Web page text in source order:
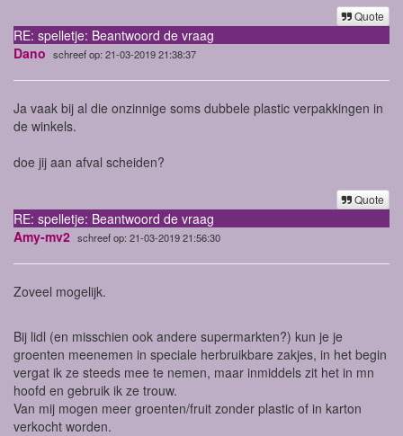
Quote
RE: spelletje: Beantwoord de vraag
Dano schreef op: 21-03-2019 21:38:37
Ja vaak bij al die onzinnige soms dubbele plastic verpakkingen in
de winkels.
doe jij aan afval scheiden?
Quote
RE: spelletje: Beantwoord de vraag
Amy-mv2 schreef op: 21-03-2019 21:56:30
Zoveel mogelijk.
Bij lidl (en misschien ook andere supermarkten?) kun je je
groenten meenemen in speciale herbruikbare zakjes, in het begin
vergat ik ze steeds mee te nemen, maar inmiddels zit het in mn
hoofd en gebruik ik ze trouw.
Van mij mogen meer groenten/fruit zonder plastic of in karton
verkocht worden.